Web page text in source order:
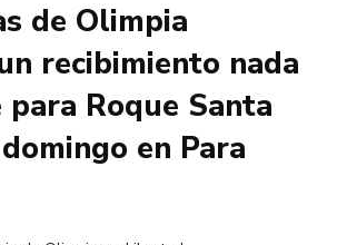
de Olimpia
recibimiento nada
Roque Santa
en Para